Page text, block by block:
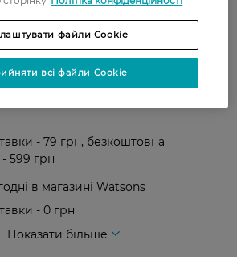
Нової пошти - 99 грн,
від 699 грн
- 79 грн, безкоштовна
- 599 грн
в магазині Watsons
- 0 грн
Показати більше
файли Cookie
всі файли Cookie